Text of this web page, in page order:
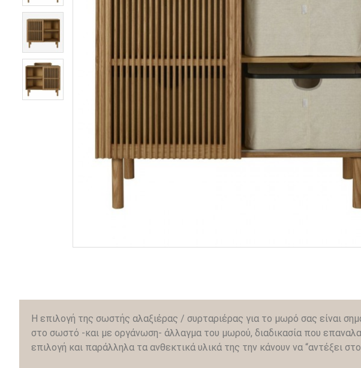
Η επιλογή της σωστής αλαξιέρας / συρταριέρας για το μωρό σας είναι
στο σωστό -και με οργάνωση- άλλαγμα του μωρού, διαδικασία που
επιλογή και παράλληλα τα ανθεκτικά υλικά της την κάνουν να “αντέξει